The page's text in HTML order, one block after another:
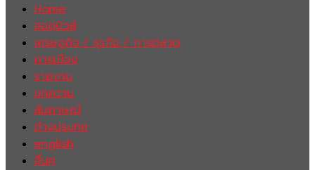
Home
ฮอตนิวส์
เศรษฐกิจ / ธุรกิจ / การตลาด
การเมือง
รายงาน
บทความ
สัมภาษณ์
ต่างประเทศ
english
อื่นๆ